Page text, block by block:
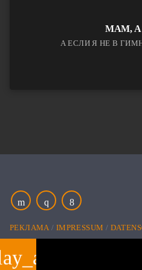
МАМ, А
А ЕСЛИ Я НЕ В
РЕКЛАМА IMPRESSUM